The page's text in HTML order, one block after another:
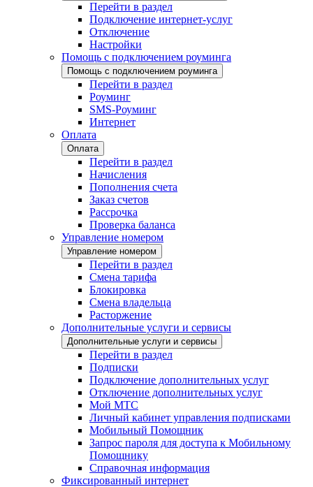
Перейти в раздел
Подключение интернет-услуг
Отключение
Настройки
Помощь с подключением роуминга
Помощь с подключением роуминга
Перейти в раздел
Роуминг
SMS-Роуминг
Интернет
Оплата
Оплата
Перейти в раздел
Начисления
Пополнения счета
Заказ счетов
Рассрочка
Проверка баланса
Управление номером
Управление номером
Перейти в раздел
Смена тарифа
Блокировка
Смена владельца
Расторжение
Дополнительные услуги и сервисы
Дополнительные услуги и сервисы
Перейти в раздел
Подписки
Подключение дополнительных услуг
Отключение дополнительных услуг
Мой МТС
Личный кабинет управления подписками
Мобильный Помощник
Запрос пароля для доступа к Мобильному
Помощнику
Справочная информация
Фиксированный интернет